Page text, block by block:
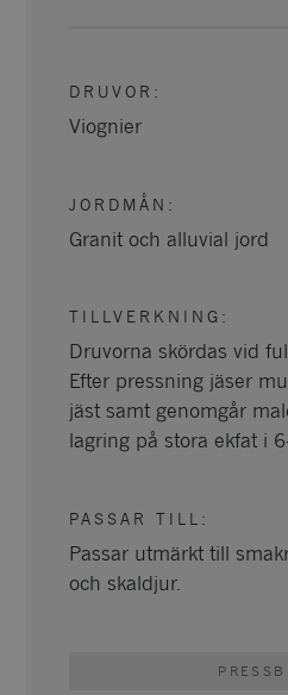
DRUVOR :
Viognier
JORDMÅN :
Granit och alluvial jord
TILLVERKNING :
Druvorna skördas vid
Efter pressning jäser
jäst samt genomgår
lagring på stora ekfat i
PASSAR TILL :
Passar utmärkt till
och skaldjur.